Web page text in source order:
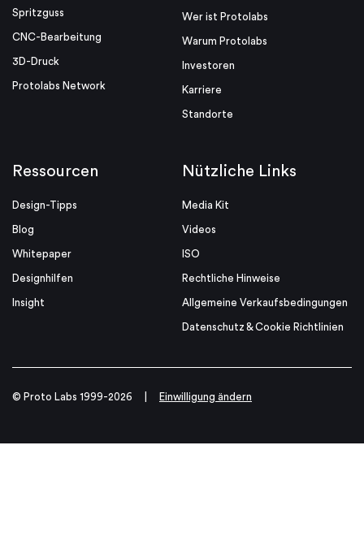
Spritzguss
CNC-Bearbeitung
3D-Druck
Protolabs Network
Wer ist Protolabs
Warum Protolabs
Investoren
Karriere
Standorte
Ressourcen
Design-Tipps
Blog
Whitepaper
Designhilfen
Insight
Nützliche Links
Media Kit
Videos
ISO
Rechtliche Hinweise
Allgemeine Verkaufsbedingungen
Datenschutz & Cookie Richtlinien
© Proto Labs 1999-2026 Einwilligung ändern